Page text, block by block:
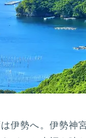
伊勢へ。伊勢神